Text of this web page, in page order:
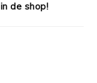
de shop!